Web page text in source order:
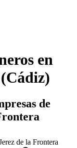
en
(Cádiz)
de
de la Frontera